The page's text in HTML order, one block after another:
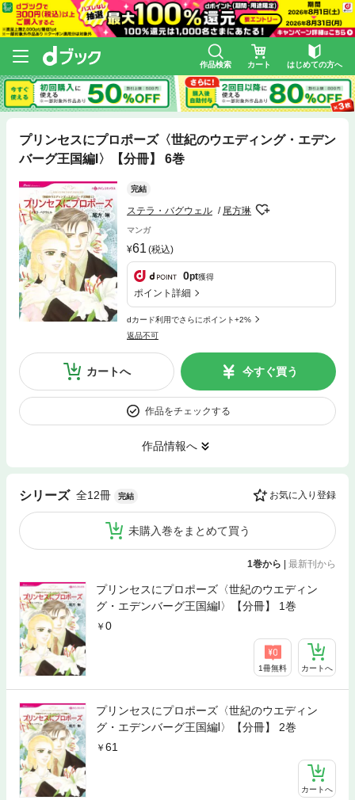
作品検索 カート はじめての方へ
プリンセスにプロポーズ〈世紀のウエディング・エデン
バーグ王国編Ⅰ〉【分冊】 6巻
完結
ステラ・バグウェル 尾方琳
マンガ
61 (税込)
0pt獲得
ポイント詳細
dカード利用でさらにポイント+2%
返品不可
カートへ 今すぐ買う
作品をチェックする
作品情報へ
シリーズ 全12冊 完結 お気に入り登録
未購入巻をまとめて買う
1巻から 最新刊から
プリンセスにプロポーズ〈世紀のウエディン
グ・エデンバーグ王国編Ⅰ〉【分冊】 1巻
0
1冊無料 カートへ
プリンセスにプロポーズ〈世紀のウエディン
グ・エデンバーグ王国編Ⅰ〉【分冊】 2巻
61
カートへ